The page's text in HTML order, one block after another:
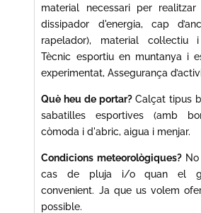
material necessari per
dissipador d'energia, cap
rapelador), material col·lectiu
Tècnic esportiu en muntanya i
experimentat, Assegurança
Què heu de portar? Calçat tipus
sabatilles esportives (amb
còmoda i d'abric, aigua i menjar.
Condicions meteorològiques?No
cas de pluja i/o quan el
convenient. Ja que us volem
possible.